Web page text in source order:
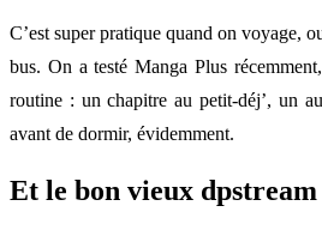
C’est super pratique quand on voyage,
bus. On a testé Manga Plus
routine : un chapitre au petit-déj’, un
avant de dormir, évidemment.
Et le bon vieux dpstream